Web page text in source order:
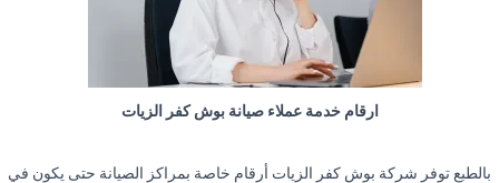
ارقام خدمة عملاء صيانة بوش كفر الزيات
بالطبع توفر شركة بوش كفر الزيات أرقام خاصة بمراكز الصيانة حتى يكون في